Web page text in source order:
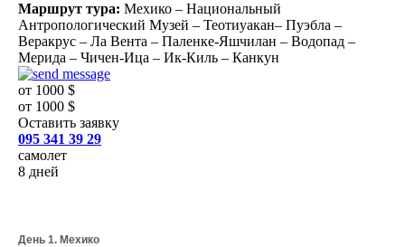
Маршрут тура: Мехико – Национальный
Антропологический Музей – Теотиуакан– Пуэбла –
Веракрус – Ла Вента – Паленке-Яшчилан – Водопад –
Мерида – Чичен-Ица – Ик-Киль – Канкун
от 1000 $
от 1000 $
Оставить заявку
095 341 39 29
самолет
8 дней
День 1. Мехико